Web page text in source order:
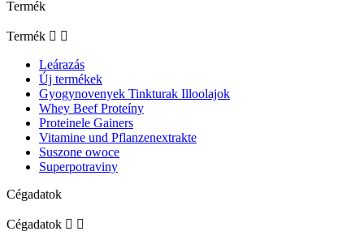
Termék
Termék  
Leárazás
Új termékek
Gyogynovenyek Tinkturak Illoolajok
Whey Beef Proteíny
Proteinele Gainers
Vitamine und Pflanzenextrakte
Suszone owoce
Superpotraviny
Cégadatok
Cégadatok  